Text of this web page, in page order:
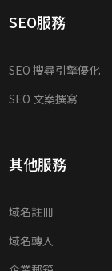
SEO服務
SEO 搜尋引擎優化
SEO 文案撰寫
其他服務
域名註冊
域名轉入